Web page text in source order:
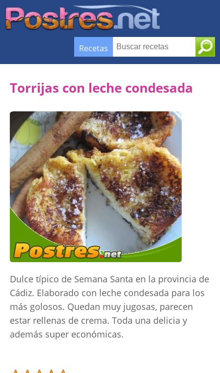
Recetas
Torrijas con leche condesada
Dulce típico de Semana Santa en la provincia de
Cádiz. Elaborado con leche condesada para los
más golosos. Quedan muy jugosas, parecen
estar rellenas de crema. Toda una delicia y
además super económicas.